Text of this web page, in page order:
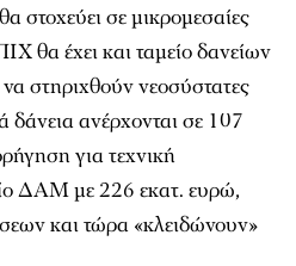
σε μικρομεσαίες
θα έχει και ταμείο δανείων
στηριχθούν νεοσύστατες
δάνεια ανέρχονται σε 107
για τεχνική
ΔΑΜ με 226 εκατ. ευρώ,
και τώρα «κλειδώνουν»